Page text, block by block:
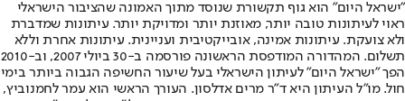
"ישראל היום" הוא גוף תקשורת שנוסד מתוך האמונה שהציבור הישראלי
ראוי לעיתונות טובה יותר, מאוזנת יותר ומדויקת יותר. עיתונות שמדברת
ולא צועקת. עיתונות אמינה, אובייקטיבית ועניינית. עיתונות אחרת וללא
תשלום. המהדורה המודפסת הראשונה פורסמה ב-30 ביולי 2007, וב-2010
הפך "ישראל היום" לעיתון הישראלי בעל שיעור החשיפה הגבוה ביותר בימי
חול. מו"ל העיתון היא ד"ר מרים אדלסון. העורך הראשי הוא עמר לחמנוביץ,